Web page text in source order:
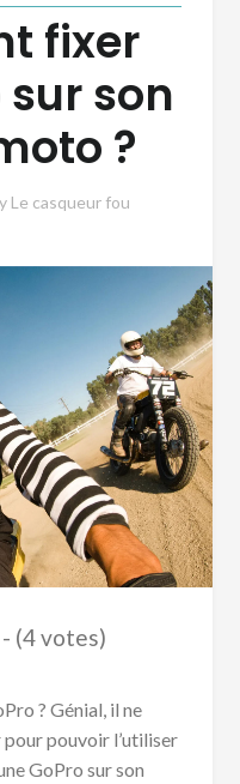
fixer
sur son
?
Le casqueur fou
(4 votes)
? Génial, il ne
pour pouvoir l’utiliser
GoPro sur son